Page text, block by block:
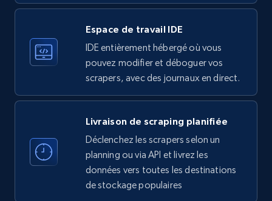
Instagram - Profiles
Account, Fbid, ID, Followers, Posts count, Is
verified, and more.
22.2K+ 3.4K+ Essai gratuit
Espace de travail IDE
IDE entièrement hébergé où vous
pouvez modifier et déboguer vos
scrapers, avec des journaux en direct.
Livraison de scraping planifiée
Déclenchez les scrapers selon un
planning ou via API et livrez les
données vers toutes les destinations
de stockage populaires